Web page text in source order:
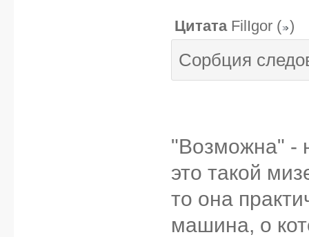
Цитата FilIgor ( )
Сорбция
"Возможна" -
это такой
то она
машина, о